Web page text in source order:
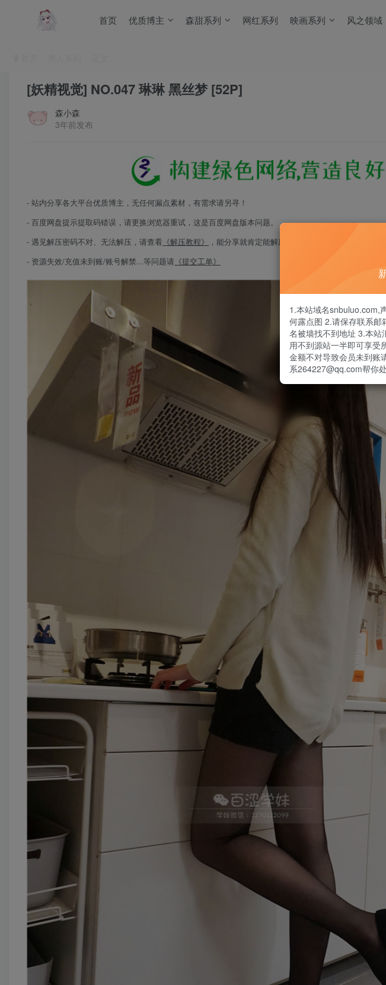
首页 优质博主 森甜系列 网红系列 映画系列 风之领域
[妖精视觉] NO.047 琳琳 黑丝梦 [52P]
森小森
3年前发布
- 站内分享各大平台优质博主，无任何漏点素材，有需求请另寻！
- 百度网盘提示提取码错误，请更换浏览器重试，这是百度网盘版本问题。
- 遇见解压密码不对、无法解压，请查看 《解压教程》
，能分享就肯定能解压！
- 资源失效/充值未到账/账号解禁...等问题请 《提交工单》
1.本站域名snbuluo.com,
何露点图 2.请保存联系
名被墙找不到地址 3.本站
用不到源站一半即可享受
金额不对导致会员未到账
系264227@qq.com帮你